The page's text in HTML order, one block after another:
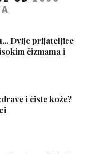
Dvije prijateljice
čizmama i
i čiste kože?